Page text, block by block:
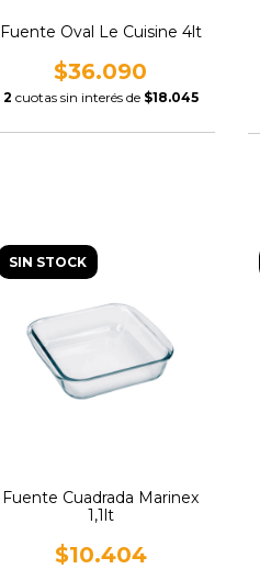
Fuente Oval Le Cuisine 4lt
$36.090
2 cuotas sin interés de $18.045
SIN STOCK
Fuente Cuadrada Marinex
1,1lt
$10.404